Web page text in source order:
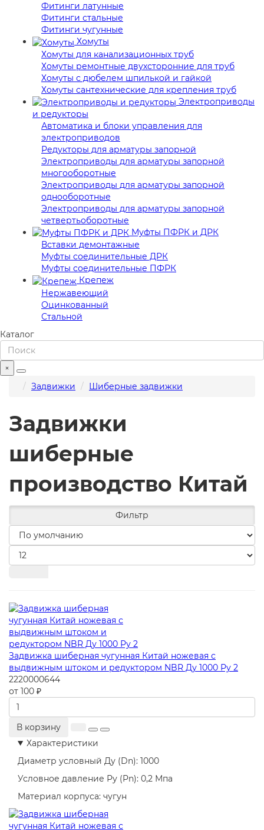
Фитинги латунные
Фитинги стальные
Фитинги чугунные
Хомуты
Хомуты для канализационных труб
Хомуты ремонтные двухсторонние для труб
Хомуты с дюбелем шпилькой и гайкой
Хомуты сантехнические для крепления труб
Электроприводы
и редукторы
Автоматика и блоки управления для
электроприводов
Редукторы для арматуры запорной
Электроприводы для арматуры запорной
многооборотные
Электроприводы для арматуры запорной
однооборотные
Электроприводы для арматуры запорной
четвертьоборотные
Муфты ПФРК и ДРК
Вставки демонтажные
Муфты соединительные ДРК
Муфты соединительные ПФРК
Крепеж
Нержавеющий
Оцинкованный
Стальной
Каталог
×
Задвижки
Шиберные задвижки
Задвижки
шиберные
производство Китай
Фильтр
Задвижка шиберная чугунная Китай ножевая с
выдвижным штоком и редуктором NBR Ду 1000 Ру 2
2220000644
от 100 ₽
В корзину
Характеристики
Диаметр условный Ду (Dn): 1000
Условное давление Ру (Pn): 0,2 Мпа
Материал корпуса: чугун